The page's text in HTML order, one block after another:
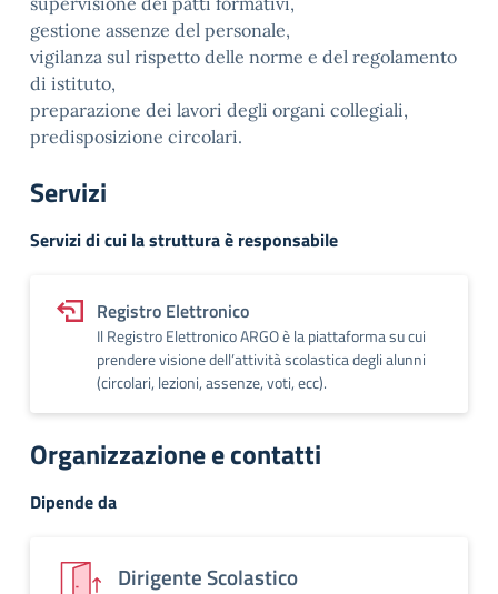
gestione assenze del personale,
vigilanza sul rispetto delle norme e del regolamento
di istituto,
preparazione dei lavori degli organi collegiali,
predisposizione circolari.
Servizi
Servizi di cui la struttura è responsabile
Registro Elettronico
Il Registro Elettronico ARGO è la piattaforma su cui
prendere visione dell’attività scolastica degli alunni
(circolari, lezioni, assenze, voti, ecc).
Organizzazione e contatti
Dipende da
Dirigente Scolastico